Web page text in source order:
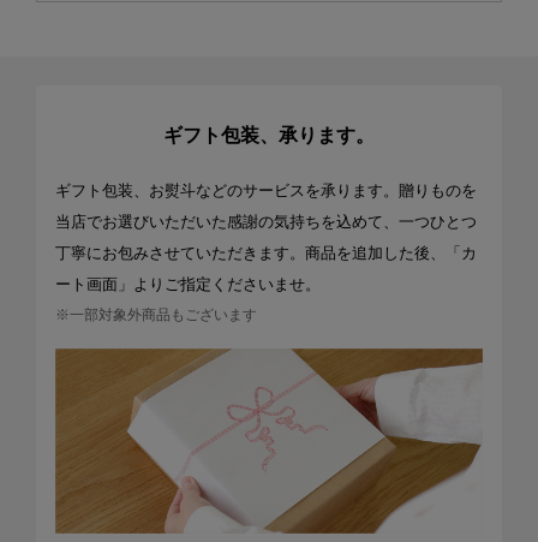
ギフト包装、承ります。
ギフト包装、お熨斗などのサービスを承ります。贈りものを
当店でお選びいただいた感謝の気持ちを込めて、一つひとつ
丁寧にお包みさせていただきます。商品を追加した後、「カ
ート画面」よりご指定くださいませ。
※一部対象外商品もございます